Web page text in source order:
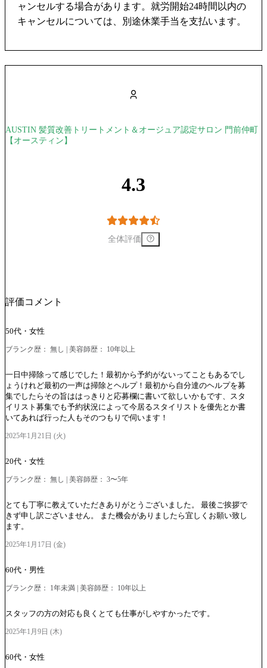
ャンセルする場合があります。就労開始24時間以内の
キャンセルについては、別途休業手当を支払います。
AUSTIN 髪質改善トリートメント＆オージュア認定サロン 門前仲町
【オースティン】
4.3
全体評価
評価コメント
50代・女性
ブランク歴： 無し | 美容師歴： 10年以上
一日中掃除って感じでした！最初から予約がないってこともあるでし
ょうけれど最初の一声は掃除とヘルプ！最初から自分達のヘルプを募
集でしたらその旨ははっきりと応募欄に書いて欲しいかもです、スタ
イリスト募集でも予約状況によって今居るスタイリストを優先とか書
いてあれば行った人もそのつもりで伺います！
2025年1月21日 (火)
20代・女性
ブランク歴： 無し | 美容師歴： 3〜5年
とても丁寧に教えていただきありがとうございました。 最後ご挨拶で
きず申し訳ございません。 また機会がありましたら宜しくお願い致し
ます。
2025年1月17日 (金)
60代・男性
ブランク歴： 1年未満 | 美容師歴： 10年以上
スタッフの方の対応も良くとても仕事がしやすかったです。
2025年1月9日 (木)
60代・女性